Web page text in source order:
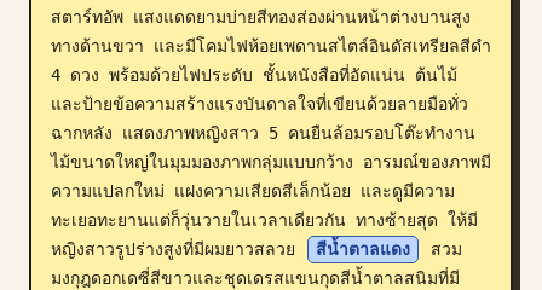
สตาร์ทอัพ แสงแดดยามบ่ายสีทองส่องผ่านหน้าต่างบานสูง
ทางด้านขวา และมีโคมไฟห้อยเพดานสไตล์อินดัสเทรียลสีดำ
4 ดวง พร้อมด้วยไฟประดับ ชั้นหนังสือที่อัดแน่น ต้นไม้
และป้ายข้อความสร้างแรงบันดาลใจที่เขียนด้วยลายมือทั่ว
ฉากหลัง แสดงภาพหญิงสาว 5 คนยืนล้อมรอบโต๊ะทำงาน
ไม้ขนาดใหญ่ในมุมมองภาพกลุ่มแบบกว้าง อารมณ์ของภาพมี
ความแปลกใหม่ แฝงความเสียดสีเล็กน้อย และดูมีความ
ทะเยอทะยานแต่ก็วุ่นวายในเวลาเดียวกัน ทางซ้ายสุด ให้มี
หญิงสาวรูปร่างสูงที่มีผมยาวสลวย
สีน้ำตาลแดง
สวม
มงกุฎดอกเดซี่สีขาวและชุดเดรสแขนกุดสีน้ำตาลสนิมที่มี